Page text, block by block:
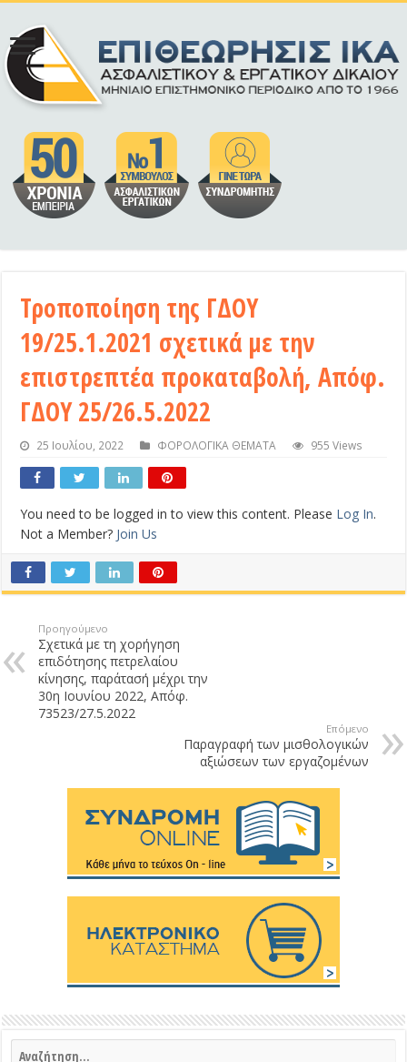
Τροποποίηση της ΓΔΟΥ
19/25.1.2021 σχετικά με την
επιστρεπτέα προκαταβολή, Απόφ.
ΓΔΟΥ 25/26.5.2022
25 Ιουλίου, 2022 ΦΟΡΟΛΟΓΙΚΑ ΘΕΜΑΤΑ 955 Views
You need to be logged in to view this content. Please Log In.
Not a Member? Join Us
Προηγούμενο
Σχετικά με τη χορήγηση
επιδότησης πετρελαίου
κίνησης, παράτασή μέχρι την
30η Ιουνίου 2022, Απόφ.
73523/27.5.2022
Επόμενο
Παραγραφή των μισθολογικών
αξιώσεων των εργαζομένων